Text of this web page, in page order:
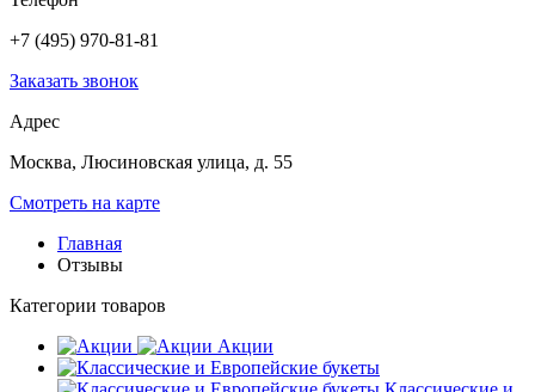
+7 (495) 970-81-81
Заказать звонок
Адрес
Москва, Люсиновская улица, д. 55
Смотреть на карте
Главная
Отзывы
Категории товаров
Акции